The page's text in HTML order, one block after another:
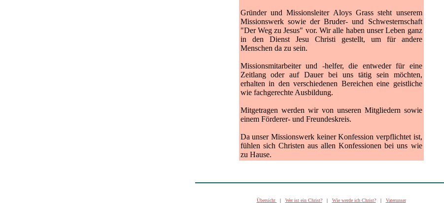
Gründer und Missionsleiter Aloys Grass steht unserem
Missionswerk sowie der Bruder- und Schwesternschaft
"Der Weg zu Jesus" vor. Wir alle haben unser Leben ganz
in den Dienst Jesu Christi gestellt, um für andere
Menschen da zu sein.
Missionsmitarbeiter und -helfer, die entweder für eine
Zeitlang oder auf Dauer bei uns tätig sein möchten,
erhalten in den verschiedenen Bereichen eine geistliche
wie fachgerechte Ausbildung.
Mitgetragen werden wir von unseren Mitgliedern sowie
einem Förderer- und Freundeskreis.
Da unser Missionswerk keiner Konfession verpflichtet ist,
fühlen sich Christen aus allen Konfessionen bei uns wie
zu Hause.
Übersicht | Wer ist ein Christ?| Wie werde ich Christ?| Vaterunser